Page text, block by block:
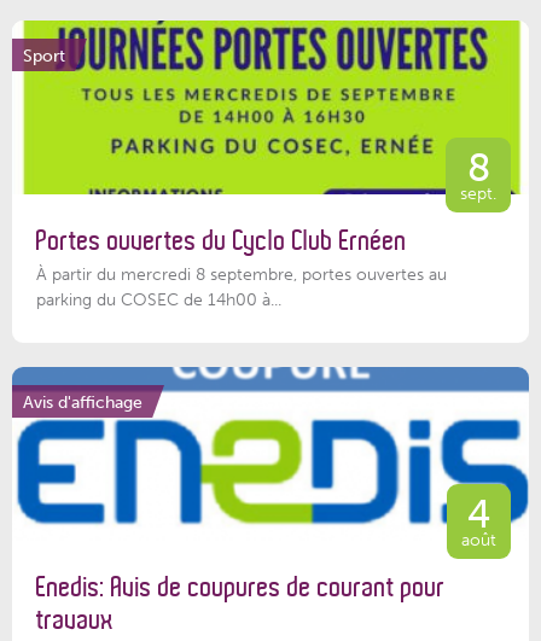
Sport
8
sept.
Portes ouvertes du Cyclo Club Ernéen
À partir du mercredi 8 septembre, portes ouvertes au
parking du COSEC de 14h00 à...
Avis d'affichage
4
août
Enedis: Avis de coupures de courant pour
travaux